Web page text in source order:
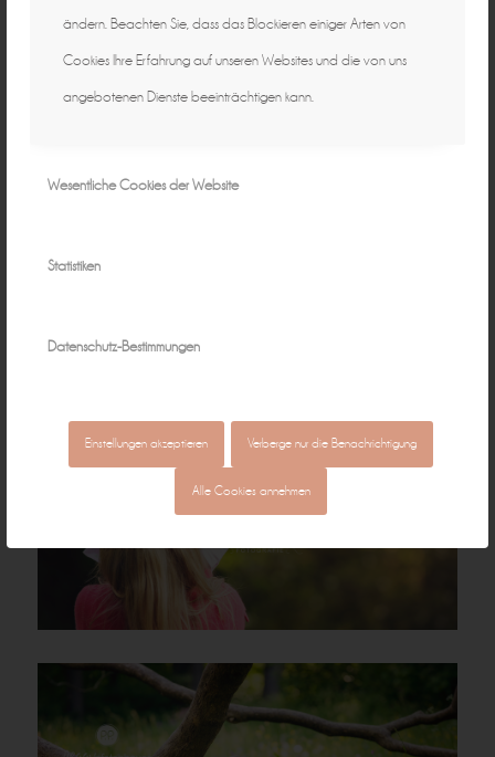
ändern. Beachten Sie, dass das Blockieren einiger Arten von
Cookies Ihre Erfahrung auf unseren Websites und die von uns
angebotenen Dienste beeinträchtigen kann.
Wesentliche Cookies der Website
Statistiken
Datenschutz-Bestimmungen
Einstellungen akzeptieren Verberge nur die Benachrichtigung
Alle Cookies annehmen